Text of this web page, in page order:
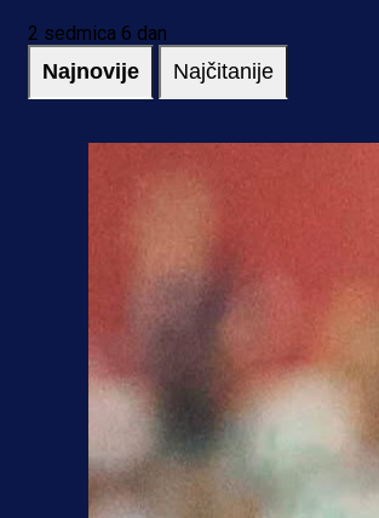
2 sedmica 6 dan
Najnovije Najčitanije